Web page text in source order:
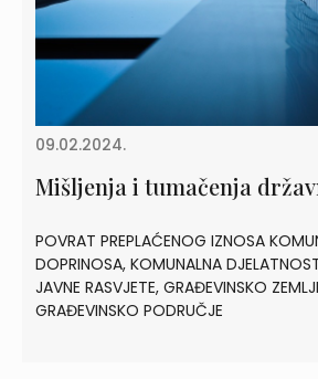
09.02.2024.
Mišljenja i tumačenja
POVRAT PREPLAĆENOG IZNOSA
DOPRINOSA, KOMUNALNA
JAVNE RASVJETE, GRAĐEVINSKO
GRAĐEVINSKO PODRUČJE